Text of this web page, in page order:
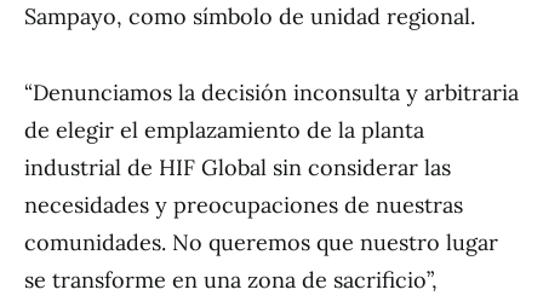
Sampayo, como símbolo de unidad regional.
“Denunciamos la decisión inconsulta y arbitraria
de elegir el emplazamiento de la planta
industrial de HIF Global sin considerar las
necesidades y preocupaciones de nuestras
comunidades. No queremos que nuestro lugar
se transforme en una zona de sacrificio”,